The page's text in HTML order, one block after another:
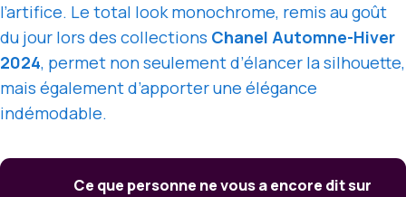
l’artifice. Le total look monochrome, remis au goût
du jour lors des collections Chanel Automne-Hiver
2024, permet non seulement d’élancer la silhouette,
mais également d’apporter une élégance
indémodable.
Ce que personne ne vous a encore dit sur